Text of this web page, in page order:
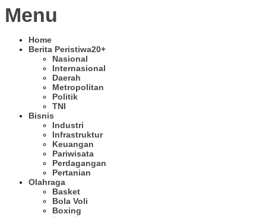
Menu
Home
Berita Peristiwa20+
Nasional
Internasional
Daerah
Metropolitan
Politik
TNI
Bisnis
Industri
Infrastruktur
Keuangan
Pariwisata
Perdagangan
Pertanian
Olahraga
Basket
Bola Voli
Boxing